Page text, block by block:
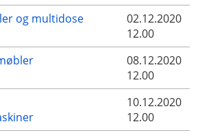
og multidose
02.12.2020
12.00
08.12.2020
12.00
10.12.2020
12.00